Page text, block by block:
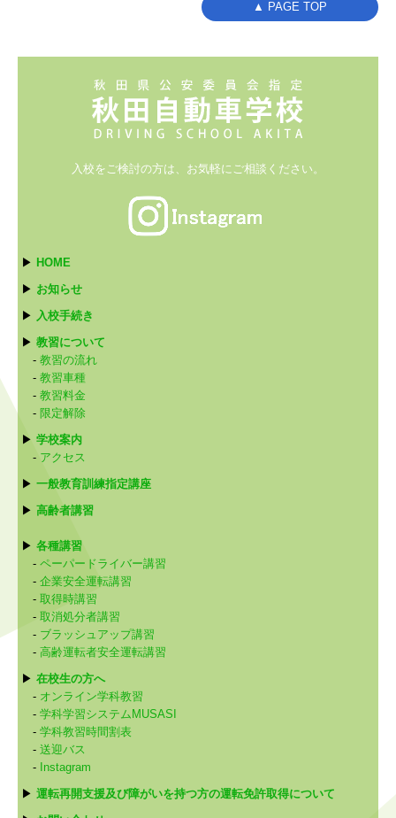
▲ PAGE TOP
入校をご検討の方は、 お気軽にご相談ください。
▶ HOME
▶ お知らせ
▶ 入校手続き
▶教習について
-教習の流れ
-教習車種
-教習料金
- 限定解除
▶学校案内
- アクセス
▶一般教育訓練指定講座
▶高齢者講習
▶ 各種講習
-ペーパードライバー講習
-企業安全運転講習
-取得時講習
-取消処分者講習
- ブラッシュアップ講習
-高齢運転者安全運転講習
▶在校生の方へ
- オンライン学科教習
-学科学習システムMUSASI
-学科教習時間割表
-送迎バス
- Instagram
▶運転再開支援及び障がいを持つ方の運転免許取得について